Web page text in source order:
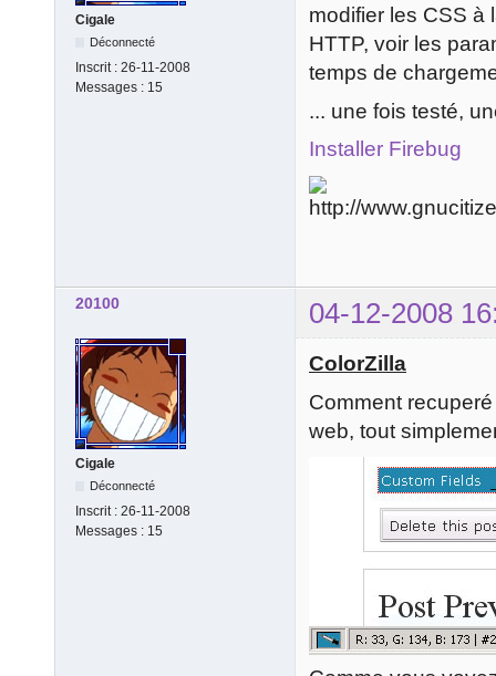
Cigale
Déconnecté
Inscrit : 26-11-2008
Messages : 15
modifier les CSS à
HTTP, voir les
temps de
... une fois testé,
Installer Firebug
20100 04-12-2008
Cigale
Déconnecté
Inscrit : 26-11-2008
Messages : 15
ColorZilla
Comment
web, tout